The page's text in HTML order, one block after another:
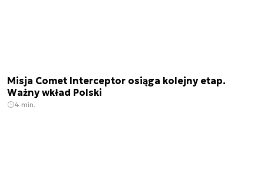
Misja Comet Interceptor osiąga kolejny etap.
Ważny wkład Polski
4 min.